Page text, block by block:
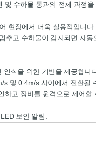
및 수하물 통과의 전체 과정
현장에서 더욱 실용적입니다.
추고 수하물이 감지되면 자동
식을 위한 기반을 제공합니
및 0.4m/s 사이에서 전환될
고 장비를 원격으로 제어할
보안 알림.